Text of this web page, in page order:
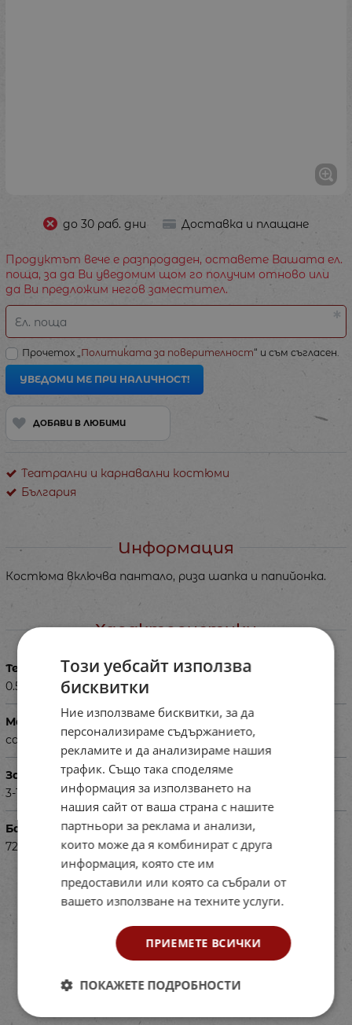
до 30 раб. дни Доставка и плащане
Продуктът вече е разпродаден, оставете Вашата ел.
поща, за да Ви уведомим щом го получим отново или
да Ви предложим негов заместител.
Ел. поща
Прочетох „ Политиката за поверителност“ и съм съгласен.
УВЕДОМИ МЕ ПРИ НАЛИЧНОСТ!
ДОБАВИ В ЛЮБИМИ
Театрални и карнавални костюми
България
Информация
Костюма включва пантало, риза шапка и папийонка.
Характеристики
Тегло в кг
0.500
Материал
сатен
За деца на възраст
3-18 год.
Баркод (ISBN, UPC, др.)
720255-2
Този уебсайт използва
бисквитки
Ние използваме бисквитки, за да
персонализираме съдържанието,
рекламите и да анализираме нашия
трафик. Също така споделяме
информация за използването на
нашия сайт от ваша страна с нашите
партньори за реклама и анализи,
които може да я комбинират с друга
информация, която сте им
предоставили или която са събрали от
вашето използване на техните услуги.
ПРИЕМЕТЕ ВСИЧКИ
ПОКАЖЕТЕ ПОДРОБНОСТИ